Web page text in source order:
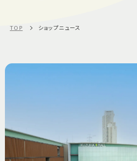
TOP ショップニュース